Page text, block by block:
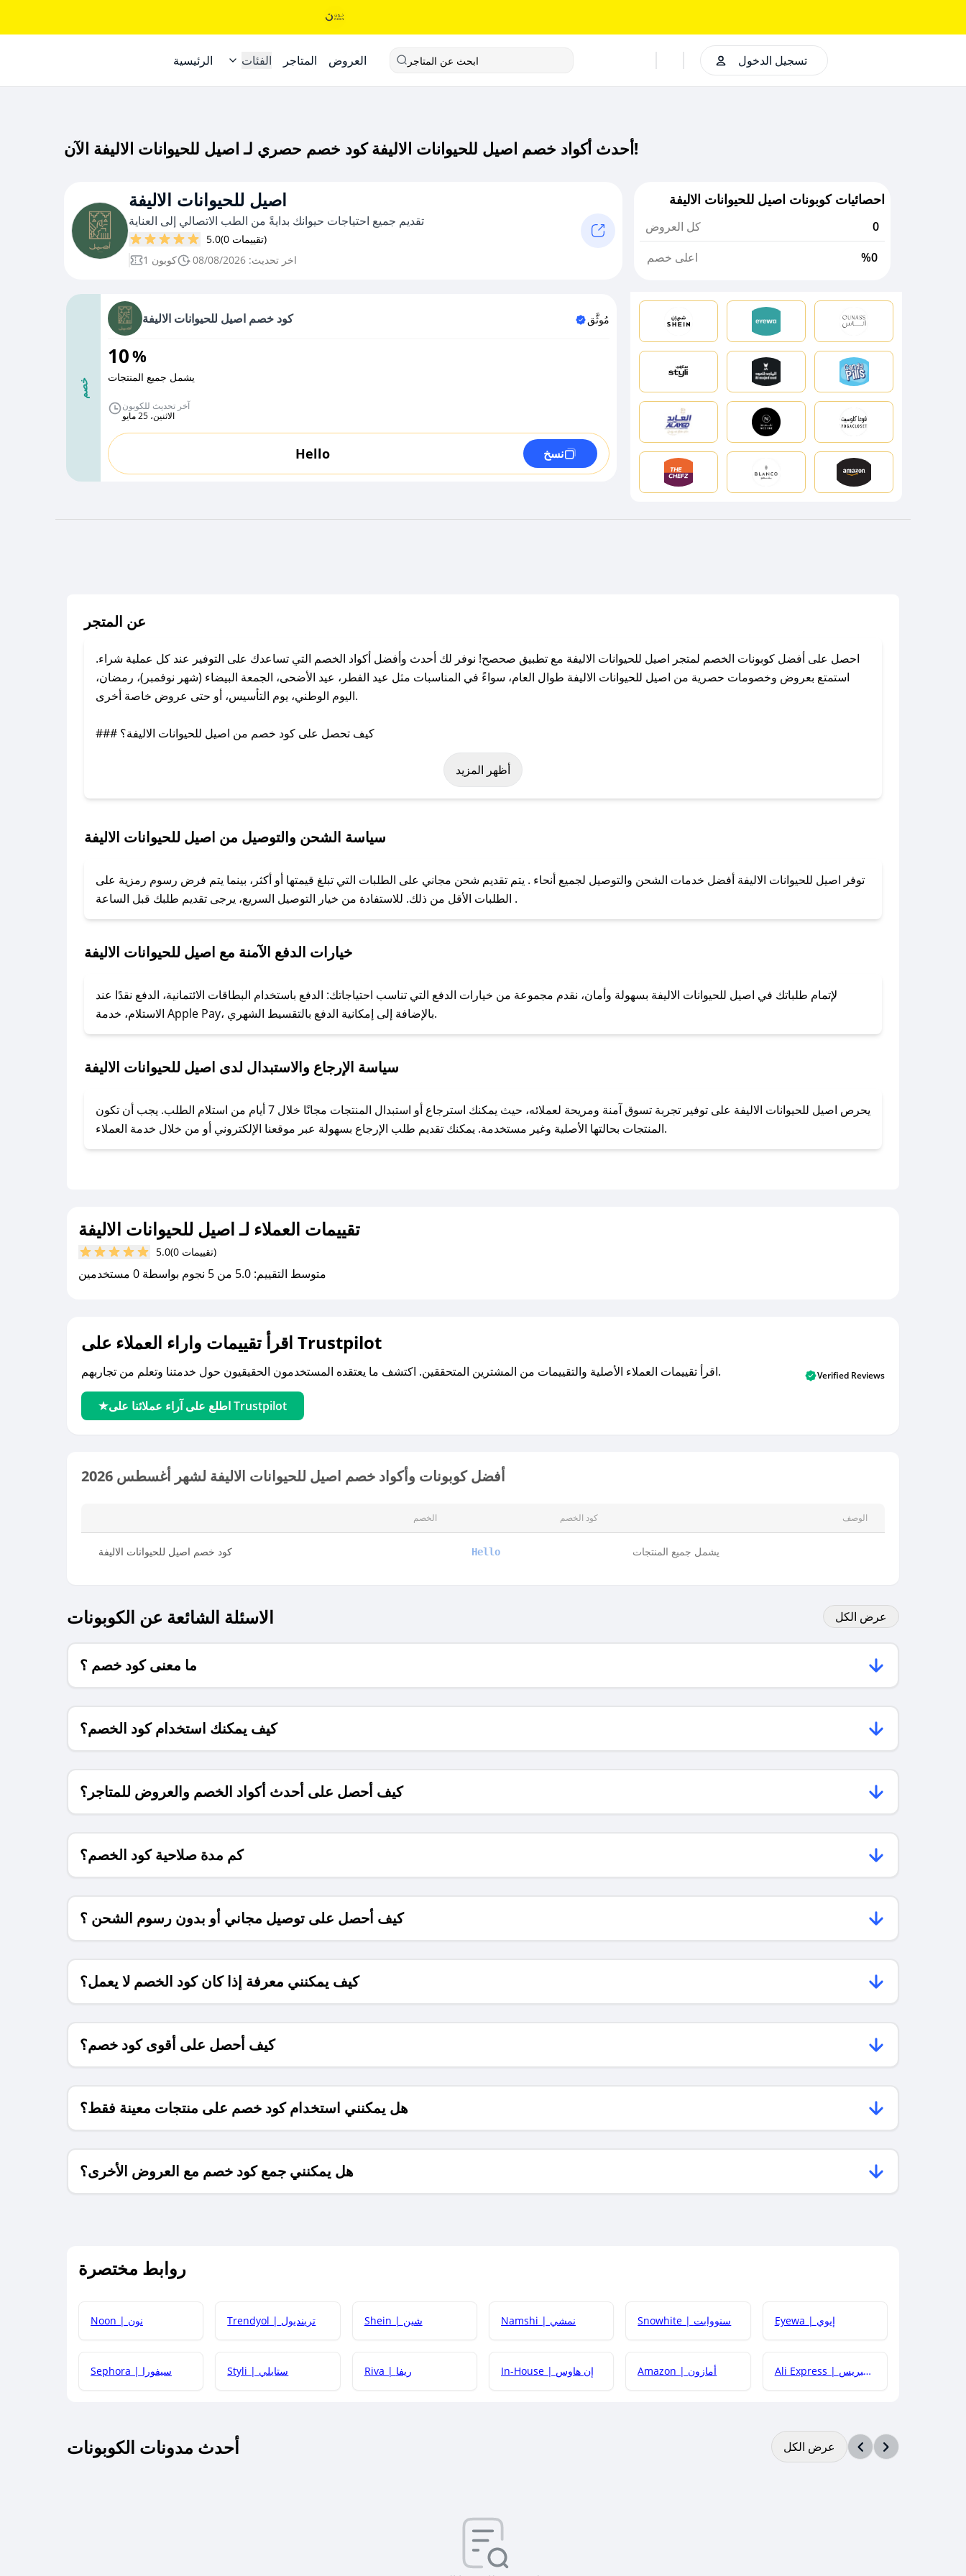
الرئيسية الفئات المتاجر العروض ابحث عن المتاجر تسجيل الدخول
أحدث أكواد خصم اصيل للحيوانات الاليفة كود خصم حصري لـ اصيل للحيوانات الاليفة الآن!
اصيل للحيوانات الاليفة
تقديم جميع احتياجات حيوانك بدايةً من الطب الاتصالي إلى العناية
5.0
(0 تقييمات)
1 كوبون
اخر تحديث: 08/08/2026
احصائيات كوبونات اصيل للحيوانات الاليفة
كل العروض
0
اعلى خصم
%0
خصم
كود خصم اصيل للحيوانات الاليفة مُوثَّق
10%
يشمل جميع المنتجات
آخر تحديث للكوبون
الاثنين، 25 مايو
Hello نسخ
عن المتجر
احصل على أفضل كوبونات الخصم لمتجر اصيل للحيوانات الاليفة مع تطبيق صحصح! نوفر لك أحدث وأفضل أكواد الخصم التي تساعدك على التوفير عند كل عملية شراء.
استمتع بعروض وخصومات حصرية من اصيل للحيوانات الاليفة طوال العام، سواءً في المناسبات مثل عيد الفطر، عيد الأضحى، الجمعة البيضاء (شهر نوفمبر)، رمضان،
اليوم الوطني، يوم التأسيس، أو حتى عروض خاصة أخرى.
### كيف تحصل على كود خصم من اصيل للحيوانات الاليفة؟
باستخدام تطبيق صحصح، يمكنك العثور بسهولة على كود خصم اصيل للحيوانات الاليفة. وفي حال عدم توفر الكوبون، تواصل معنا عبر تويتر أو البريد الإلكتروني لإضافته
2. الصقه في خانة الدفع عند التسوق من اصيل للحيوانات الاليفة.
### ماذا أفعل إذا لم يعمل كود الخصم؟
لا تقلق! يمكنك التواصل مع فريق دعم صحصح عبر الرسائل الخاصة على تويتر أو البريد الإلكتروني، وسنقوم بحل المشكلة في أسرع وقت ممكن.
في حال عدم توفر كوبونات لمتجرك المفضل، يمكنك مراسلتنا مباشرة وسنعمل على توفير الكوبونات في أسرع وقت ممكن.
### كيف تحصل على كوبونات خصم حصرية من اصيل للحيوانات الاليفة؟
للحصول على كوبونات وخصومات حصرية، قم بما يلي:
- اضغط على أيقونة متابعة لمتجر اصيل للحيوانات الاليفة في تطبيق صحصح.
- قم بتفعيل إشعارات تطبيق صحصح ليصلك كل جديد.
مع صحصح، تسوق بذكاء ووفّر على كل مشترياتك مع كوبونات خصم حصرية من اصيل للحيوانات الاليفة!
أظهر المزيد
سياسة الشحن والتوصيل من اصيل للحيوانات الاليفة
توفر اصيل للحيوانات الاليفة أفضل خدمات الشحن والتوصيل لجميع أنحاء . يتم تقديم شحن مجاني على الطلبات التي تبلغ قيمتها أو أكثر، بينما يتم فرض رسوم رمزية على
الطلبات الأقل من ذلك. للاستفادة من خيار التوصيل السريع، يرجى تقديم طلبك قبل الساعة .
خيارات الدفع الآمنة مع اصيل للحيوانات الاليفة
لإتمام طلباتك في اصيل للحيوانات الاليفة بسهولة وأمان، نقدم مجموعة من خيارات الدفع التي تناسب احتياجاتك: الدفع باستخدام البطاقات الائتمانية، الدفع نقدًا عند
الاستلام، خدمة Apple Pay، بالإضافة إلى إمكانية الدفع بالتقسيط الشهري.
سياسة الإرجاع والاستبدال لدى اصيل للحيوانات الاليفة
يحرص اصيل للحيوانات الاليفة على توفير تجربة تسوق آمنة ومريحة لعملائه، حيث يمكنك استرجاع أو استبدال المنتجات مجانًا خلال 7 أيام من استلام الطلب. يجب أن تكون
المنتجات بحالتها الأصلية وغير مستخدمة. يمكنك تقديم طلب الإرجاع بسهولة عبر موقعنا الإلكتروني أو من خلال خدمة العملاء.
تقييمات العملاء لـ اصيل للحيوانات الاليفة
5.0 (0 تقييمات)
متوسط التقييم: 5.0 من 5 نجوم بواسطة 0 مستخدمين
اقرأ تقييمات واراء العملاء على Trustpilot
اقرأ تقييمات العملاء الأصلية والتقييمات من المشترين المتحققين. اكتشف ما يعتقده المستخدمون الحقيقيون حول خدمتنا وتعلم من تجاربهم.
اطلع على آراء عملائنا على Trustpilot
Verified Reviews
أفضل كوبونات وأكواد خصم اصيل للحيوانات الاليفة لشهر أغسطس 2026
الخصم كود الخصم الوصف
كود خصم اصيل للحيوانات الاليفة Hello يشمل جميع المنتجات
الاسئلة الشائعة عن الكوبونات عرض الكل
ما معنى كود خصم ؟
كيف يمكنك استخدام كود الخصم؟
كيف أحصل على أحدث أكواد الخصم والعروض للمتاجر؟
كم مدة صلاحية كود الخصم؟
كيف أحصل على توصيل مجاني أو بدون رسوم الشحن ؟
كيف يمكنني معرفة إذا كان كود الخصم لا يعمل؟
كيف أحصل على أقوى كود خصم؟
هل يمكنني استخدام كود خصم على منتجات معينة فقط؟
هل يمكنني جمع كود خصم مع العروض الأخرى؟
روابط مختصرة
Noon | نون Trendyol | ترينديول Shein | شين Namshi | نمشي Snowhite | سنووايت Eyewa | إيوي
Sephora | سيفورا Styli | ستايلي Riva | ريفا In-House | إن هاوس Amazon | أمازون Ali Express | علي إكسبريس
أحدث مدونات الكوبونات عرض الكل